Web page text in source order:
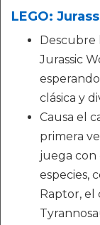
LEGO:
Descubre
Jurassic
clásica y
Causa el
primera
juega con
especies,
Raptor, el